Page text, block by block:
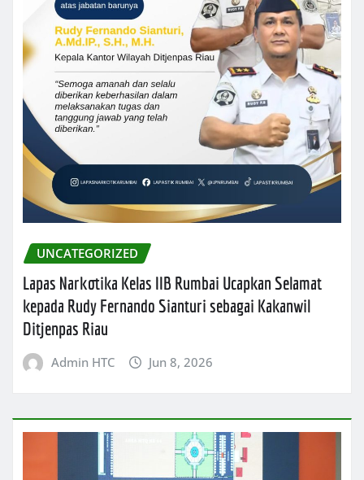
UNCATEGORIZED
Lapas Narkotika Kelas IIB Rumbai Ucapkan Selamat
kepada Rudy Fernando Sianturi sebagai Kakanwil
Ditjenpas Riau
Admin HTC Jun 8, 2026